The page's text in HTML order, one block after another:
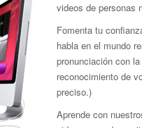
videos de personas
Fomenta tu
habla en el mundo
pronunciación con
reconocimiento de
preciso.)
Aprende con